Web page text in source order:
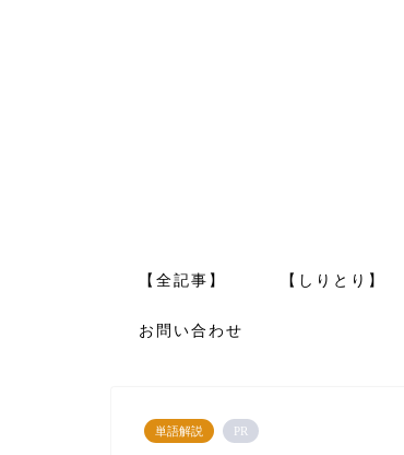
【全記事】 【しりとり】
お問い合わせ
単語解説 PR